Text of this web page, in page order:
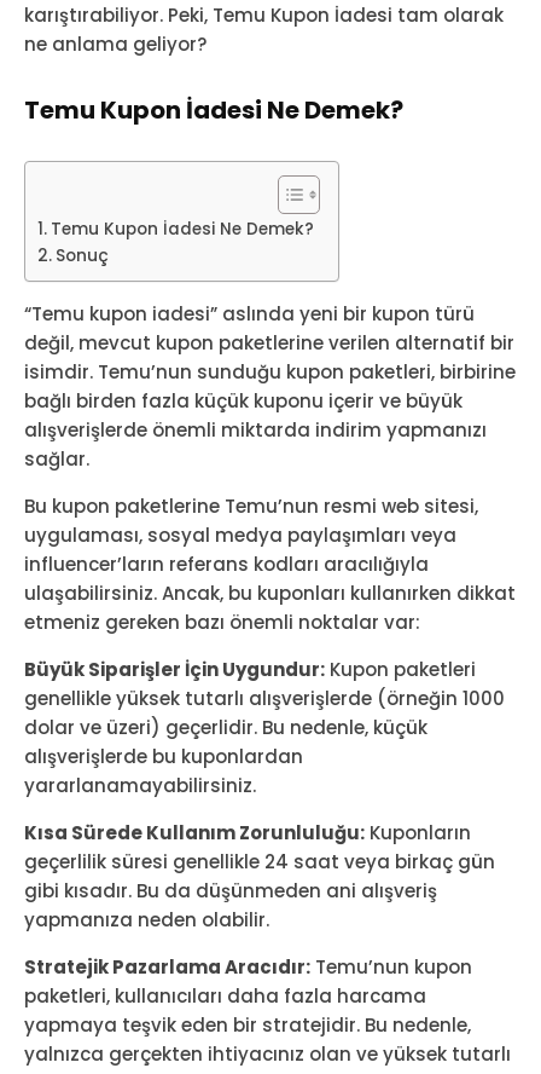
karıştırabiliyor. Peki, Temu Kupon İadesi tam olarak
ne anlama geliyor?
Temu Kupon İadesi Ne Demek?
Temu Kupon İadesi Ne Demek?
Sonuç
“Temu kupon iadesi” aslında yeni bir kupon türü
değil, mevcut kupon paketlerine verilen alternatif bir
isimdir. Temu’nun sunduğu kupon paketleri, birbirine
bağlı birden fazla küçük kuponu içerir ve büyük
alışverişlerde önemli miktarda indirim yapmanızı
sağlar.
Bu kupon paketlerine Temu’nun resmi web sitesi,
uygulaması, sosyal medya paylaşımları veya
influencer’ların referans kodları aracılığıyla
ulaşabilirsiniz. Ancak, bu kuponları kullanırken dikkat
etmeniz gereken bazı önemli noktalar var:
Büyük Siparişler İçin Uygundur: Kupon paketleri
genellikle yüksek tutarlı alışverişlerde (örneğin 1000
dolar ve üzeri) geçerlidir. Bu nedenle, küçük
alışverişlerde bu kuponlardan
yararlanamayabilirsiniz.
Kısa Sürede Kullanım Zorunluluğu: Kuponların
geçerlilik süresi genellikle 24 saat veya birkaç gün
gibi kısadır. Bu da düşünmeden ani alışveriş
yapmanıza neden olabilir.
Stratejik Pazarlama Aracıdır: Temu’nun kupon
paketleri, kullanıcıları daha fazla harcama
yapmaya teşvik eden bir stratejidir. Bu nedenle,
yalnızca gerçekten ihtiyacınız olan ve yüksek tutarlı